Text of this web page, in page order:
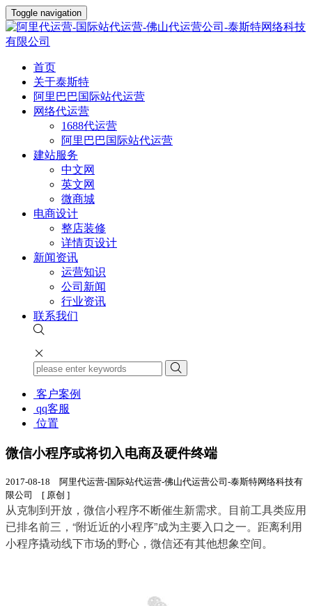
Toggle navigation
首页
关于泰斯特
阿里巴巴国际站代运营
网络代运营
1688代运营
阿里巴巴国际站代运营
建站服务
中文网
英文网
微商城
电商设计
整店装修
详情页设计
新闻资讯
运营知识
公司新闻
行业资讯
联系我们
客户案例
qq客服
位置
微信小程序或将切入电商及硬件终端
2017-08-18 阿里代运营-国际站代运营-佛山代运营公司-泰斯特网络科技有
限公司 [ 原创 ]
从克制到开放，微信小程序不断催生新需求。目前工具类应用
已排名前三，“附近近的小程序”成为主要入口之一。距离利用
小程序撬动线下市场的野心，微信还有其他想象空间。